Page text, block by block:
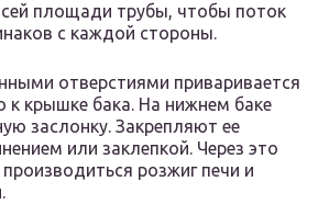
площади трубы, чтобы поток
с каждой стороны.
отверстиями приваривается
к крышке бака. На нижнем баке
заслонку. Закрепляют ее
или заклепкой. Через это
розжиг печи и